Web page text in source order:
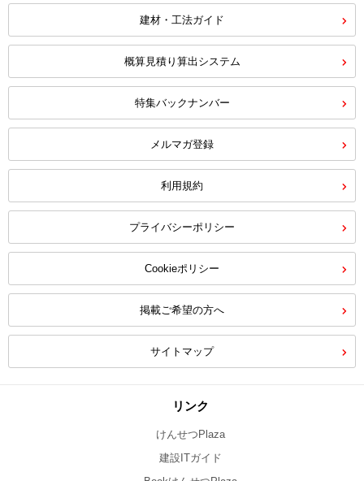
建材・工法ガイド
概算見積り算出システム
特集バックナンバー
メルマガ登録
利用規約
プライバシーポリシー
Cookieポリシー
掲載ご希望の方へ
サイトマップ
リンク
けんせつPlaza
建設ITガイド